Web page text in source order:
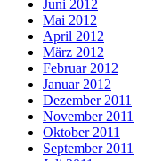
Juni 2012
Mai 2012
April 2012
März 2012
Februar 2012
Januar 2012
Dezember 2011
November 2011
Oktober 2011
September 2011